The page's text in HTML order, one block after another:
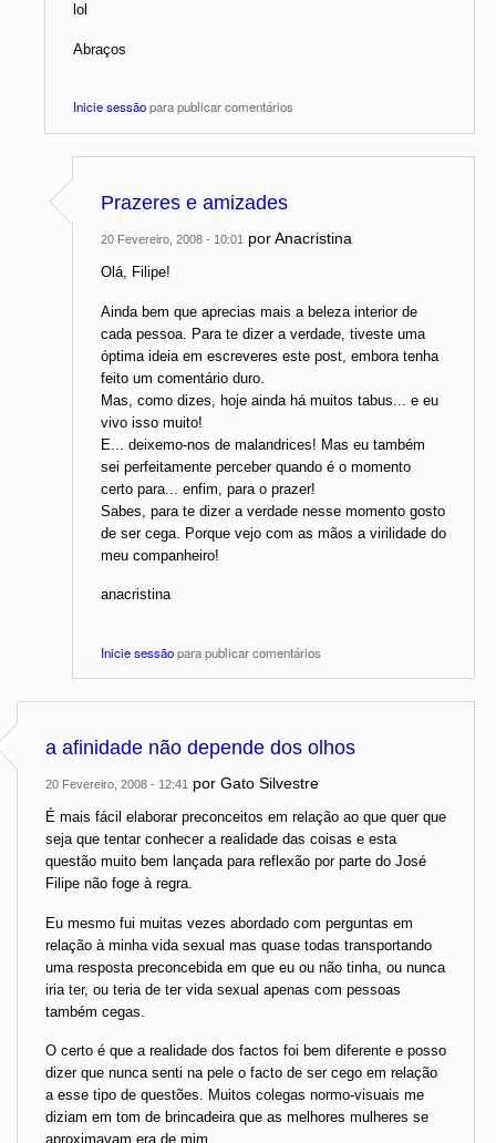
lol
Abraços
Inicie sessãopara publicar comentários
Prazeres e amizades
20 Fevereiro, 2008 - 10:01 porAnacristina
Olá, Filipe!
Ainda bem que aprecias mais a beleza interior de
cada pessoa. Para te dizer a verdade, tiveste uma
óptima ideia em escreveres este post, embora tenha
feito um comentário duro.
Mas, como dizes, hoje ainda há muitos tabus... e eu
vivo isso muito!
E... deixemo-nos de malandrices! Mas eu também
sei perfeitamente perceber quando é o momento
certo para... enfim, para o prazer!
Sabes, para te dizer a verdade nesse momento gosto
de ser cega. Porque vejo com as mãos a virilidade do
meu companheiro!
anacristina
Inicie sessãopara publicar comentários
a afinidade não depende dos olhos
20 Fevereiro, 2008 - 12:41 por Gato Silvestre
É mais fácil elaborar preconceitos em relação ao que quer que
seja que tentar conhecer a realidade das coisas e esta
questão muito bem lançada para reflexão por parte do José
Filipe não foge à regra.
Eu mesmo fui muitas vezes abordado com perguntas em
relação à minha vida sexual mas quase todas transportando
uma resposta preconcebida em que eu ou não tinha, ou nunca
iria ter, ou teria de ter vida sexual apenas com pessoas
também cegas.
O certo é que a realidade dos factos foi bem diferente e posso
dizer que nunca senti na pele o facto de ser cego em relação
a esse tipo de questões. Muitos colegas normo-visuais me
diziam em tom de brincadeira que as melhores mulheres se
aproximavam era de mim.